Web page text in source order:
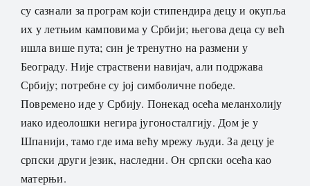
су сазнали за програм који стипендира децу и окупља
их у летњим камповима у Србији; његова деца су већ
ишла више пута; син је тренутно на размени у
Београду. Није страствени навијач, али подржава
Србију; потребне су јој симболичне победе.
Повремено иде у Србију. Понекад осећа меланхолију
иако идеолошки негира југоносталгију. Дом је у
Шпанији, тамо где има већу мрежу људи. За децу је
српски други језик, наследни. Он српски осећа као
матерњи.